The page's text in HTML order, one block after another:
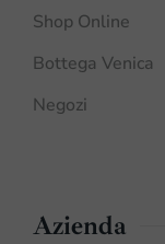
Shop Online
Bottega Venica
Negozi
Azienda